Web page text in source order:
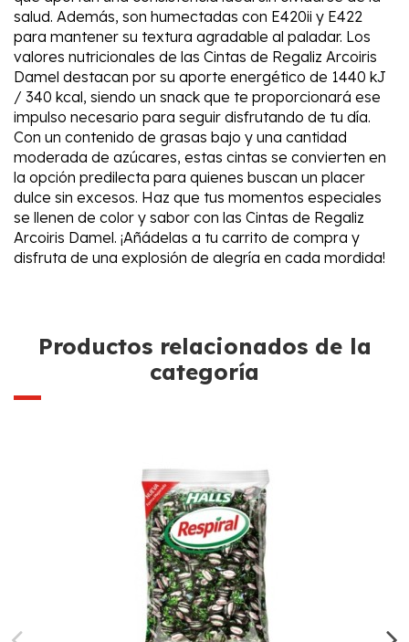
salud. Además, son humectadas con E420ii y E422
para mantener su textura agradable al paladar. Los
valores nutricionales de las Cintas de Regaliz Arcoiris
Damel destacan por su aporte energético de 1440 kJ
/ 340 kcal, siendo un snack que te proporcionará ese
impulso necesario para seguir disfrutando de tu día.
Con un contenido de grasas bajo y una cantidad
moderada de azúcares, estas cintas se convierten en
la opción predilecta para quienes buscan un placer
dulce sin excesos. Haz que tus momentos especiales
se llenen de color y sabor con las Cintas de Regaliz
Arcoiris Damel. ¡Añádelas a tu carrito de compra y
disfruta de una explosión de alegría en cada mordida!
Productos relacionados de la
categoría